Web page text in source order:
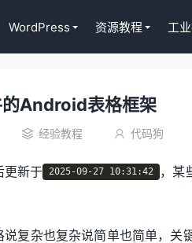
WordPress 资源教程 工
的Android表格框架
 经验教程  代码狗
更新于 2025-09-27 10:31:42
，某
说复杂也复杂说简单也简单，